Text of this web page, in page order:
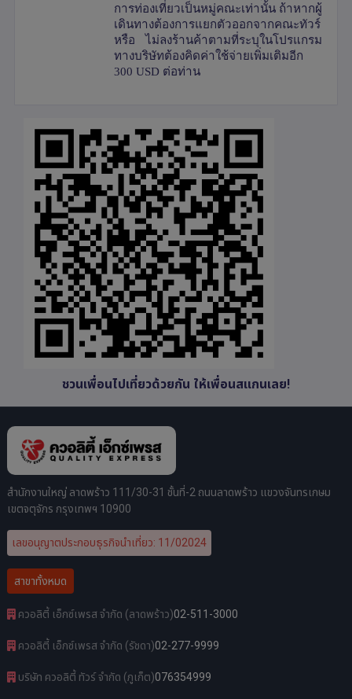
การท่องเที่ยวเป็นหมู่คณะเท่านั้น ถ้าหากผู้
เดินทางต้องการแยกตัวออกจากคณะทัวร์
หรือ ไม่ลงร้านค้าตามที่ระบุในโปรแกรม
ทางบริษัทต้องคิดค่าใช้จ่ายเพิ่มเติมอีก
300 USD ต่อท่าน
ชวนเพื่อนไปเที่ยวด้วยกัน ให้เพื่อนสแกนเลย!
สำนักงานใหญ่ ลาดพร้าว 111/30-31 ชั้นที่-2 ถนนลาดพร้าว แขวงจันทรเกษม
เขตจตุจักร กรุงเทพฯ 10900
เลขอนุญาตประกอบธุรกิจนำเที่ยว: 11/02024
สาขาทั้งหมด
ควอลิตี้ เอ็กซ์เพรส จำกัด (ลาดพร้าว)02-511-3000
ควอลิตี้ เอ็กซ์เพรส จำกัด (รัชดา)02-277-9999
บริษัท ควอลิตี้ ทัวร์ จำกัด (ภูเก็ต)076354999